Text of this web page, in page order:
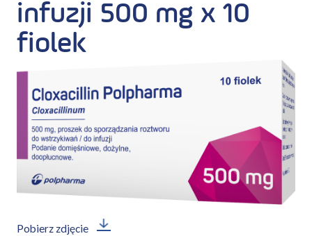
infuzji 500 mg x 10
fiolek
Pobierz zdjęcie